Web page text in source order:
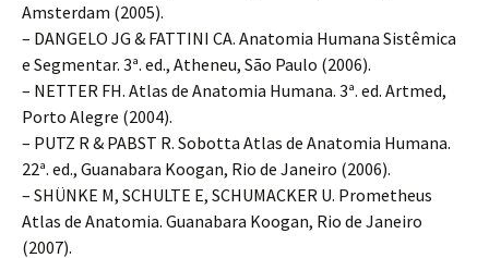
Amsterdam (2005).
– DANGELO JG & FATTINI CA. Anatomia Humana Sistêmica
e Segmentar. 3ª. ed., Atheneu, São Paulo (2006).
– NETTER FH. Atlas de Anatomia Humana. 3ª. ed. Artmed,
Porto Alegre (2004).
– PUTZ R & PABST R. Sobotta Atlas de Anatomia Humana.
22ª. ed., Guanabara Koogan, Rio de Janeiro (2006).
– SHÜNKE M, SCHULTE E, SCHUMACKER U. Prometheus
Atlas de Anatomia. Guanabara Koogan, Rio de Janeiro
(2007).